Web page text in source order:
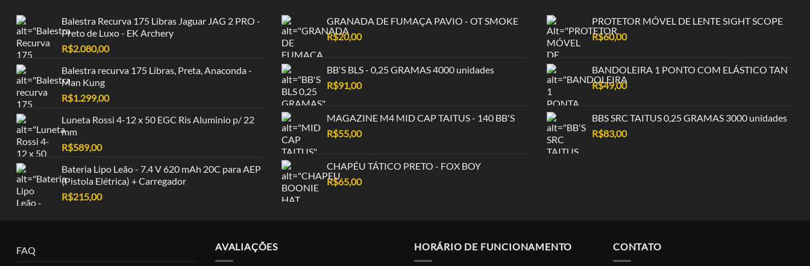
Balestra Recurva 175 Libras Jaguar JAG 2 PRO -
Preto de Luxo - EK Archery
R$2.080,00
Balestra recurva 175 Libras, Preta, Anaconda -
Man Kung
R$1.299,00
Luneta Rossi 4-12 x 50 EGC Ris Aluminio p/ 22
mm
R$589,00
Bateria Lipo Leão - 7.4 V 620 mAh 20C para AEP
(Pistola Elétrica) + Carregador
R$215,00
GRANADA DE FUMAÇA PAVIO - OT SMOKE
R$20,00
BB'S BLS - 0,25 GRAMAS 4000 unidades
R$91,00
MAGAZINE M4 MID CAP TAITUS - 140 BB'S
R$55,00
CHAPÉU TÁTICO PRETO - FOX BOY
R$65,00
PROTETOR MÓVEL DE LENTE SIGHT SCOPE
R$60,00
BANDOLEIRA 1 PONTO COM ELÁSTICO TAN
R$49,00
BBS SRC TAITUS 0,25 GRAMAS 3000 unidades
R$83,00
FAQ
AVALIAÇÕES HORÁRIO DE FUNCIONAMENTO CONTATO